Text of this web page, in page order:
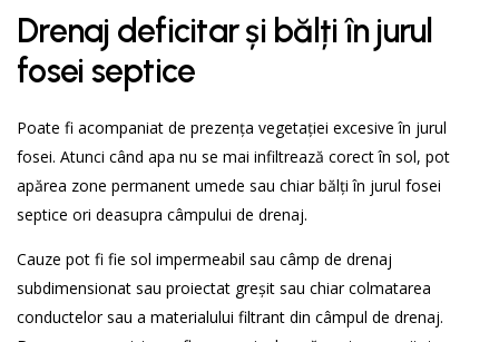
Drenaj deficitar și bălți în jurul
fosei septice
Poate fi acompaniat de prezența vegetației excesive în jurul
fosei. Atunci când apa nu se mai infiltrează corect în sol, pot
apărea zone permanent umede sau chiar bălți în jurul fosei
septice ori deasupra câmpului de drenaj.
Cauze pot fi fie sol impermeabil sau câmp de drenaj
subdimensionat sau proiectat greșit sau chiar colmatarea
conductelor sau a materialului filtrant din câmpul de drenaj.